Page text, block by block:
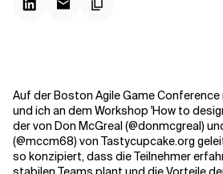
Auf der Boston Agile Game Conference
und ich an dem Workshop 'How to
der von Don McGreal (@donmcgreal)
(@mccm68) von Tastycupcake.org
so konzipiert, dass die Teilnehmer